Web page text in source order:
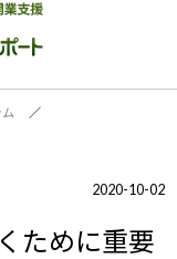
2020-10-02
ために重要